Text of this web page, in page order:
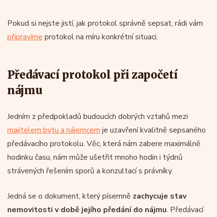
Pokud si nejste jistí, jak protokol správně sepsat, rádi vám
připravíme protokol na míru konkrétní situaci.
Předávací protokol při započetí
nájmu
Jedním z předpokladů budoucích dobrých vztahů mezi
majitelem bytu a nájemcem je uzavření kvalitně sepsaného
předávacího protokolu. Věc, která nám zabere maximálně
hodinku času, nám může ušetřit mnoho hodin i týdnů
strávených řešením sporů a konzultací s právníky.
Jedná se o dokument, který písemně zachycuje stav
nemovitosti v době jejího předání do nájmu. Předávací